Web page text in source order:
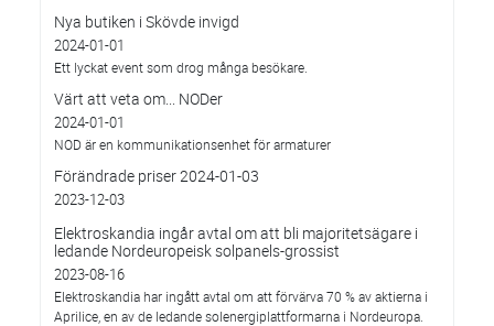
Nya butiken i Skövde invigd
2024-01-01
Ett lyckat event som drog många besökare.
Värt att veta om... NODer
2024-01-01
NOD är en kommunikationsenhet för armaturer
Förändrade priser 2024-01-03
2023-12-03
Elektroskandia ingår avtal om att bli majoritetsägare i
ledande Nordeuropeisk solpanels-grossist
2023-08-16
Elektroskandia har ingått avtal om att förvärva 70 % av aktierna i
Aprilice, en av de ledande solenergiplattformarna i Nordeuropa.